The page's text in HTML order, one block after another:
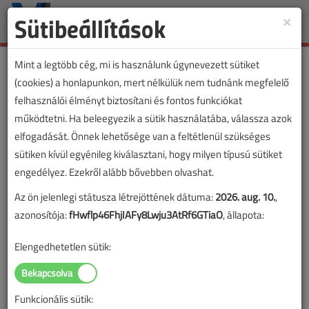
Toggle
Lapszám:
TARTALOM
Biztonságtechnika
Gyengeáramú
megrendelések az
erősáramú projektek
világában
×
Sütibeállítások
Mint a legtöbb cég, mi is használunk úgynevezett sütiket
(cookies) a honlapunkon, mert nélkülük nem tudnánk megfelelő
felhasználói élményt biztosítani és fontos funkciókat
működtetni. Ha beleegyezik a sütik használatába, válassza azok
elfogadását. Önnek lehetősége van a feltétlenül szükséges
sütiken kívül egyénileg kiválasztani, hogy milyen típusú sütiket
engedélyez. Ezekről alább bővebben olvashat.
Az ön jelenlegi státusza létrejöttének dátuma:2026. aug. 10.,
azonosítója:fHwflp46FhjIAFy8Lwju3AtRf6GTiaO, állapota:
Elengedhetetlen sütik:
Funkcionális sütik: